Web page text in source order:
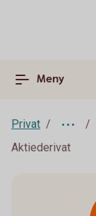
Meny
Privat
Aktiederivat